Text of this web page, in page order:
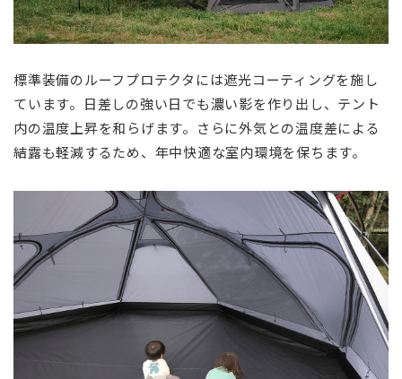
標準装備のルーフプロテクタには遮光コーティングを施し
ています。日差しの強い日でも濃い影を作り出し、テント
内の温度上昇を和らげます。さらに外気との温度差による
結露も軽減するため、年中快適な室内環境を保ちます。